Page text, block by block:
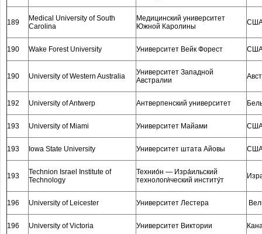
189
Medical University of South
Carolina
Медицинский университет
Южной Каролины
190 Wake Forest University Университет Вейк Форест
190 University of Western Australia
Университет Западной
Австралии
192 University of Antwerp Антверпенский университет
193 University of Miami Университет Майами
193 Iowa State University Университет штата Айовы
193
Technion Israel Institute of
Technology
Технио́н — Изра́ильский
технологи́ческий институ́т
196 University of Leicester Университет Лестера
196 University of Victoria Университет Виктории